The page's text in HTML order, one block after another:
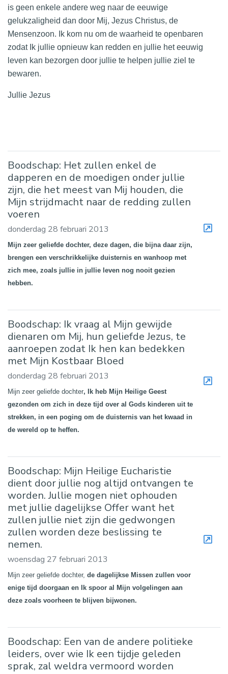
is geen enkele andere weg naar de eeuwige
gelukzaligheid dan door Mij, Jezus Christus, de
Mensenzoon. Ik kom nu om de waarheid te openbaren
zodat Ik jullie opnieuw kan redden en jullie het eeuwig
leven kan bezorgen door jullie te helpen jullie ziel te
bewaren.
Jullie Jezus
Boodschap: Het zullen enkel de
dapperen en de moedigen onder jullie
zijn, die het meest van Mij houden, die
Mijn strijdmacht naar de redding zullen
voeren
donderdag 28 februari 2013
Mijn zeer geliefde dochter, deze dagen, die bijna daar zijn,
brengen een verschrikkelijke duisternis en wanhoop met
zich mee, zoals jullie in jullie leven nog nooit gezien
hebben.
Boodschap: Ik vraag al Mijn gewijde
dienaren om Mij, hun geliefde Jezus, te
aanroepen zodat Ik hen kan bedekken
met Mijn Kostbaar Bloed
donderdag 28 februari 2013
Mijn zeer geliefde dochter, Ik heb Mijn Heilige Geest
gezonden om zich in deze tijd over al Gods kinderen uit te
strekken, in een poging om de duisternis van het kwaad in
de wereld op te heffen.
Boodschap: Mijn Heilige Eucharistie
dient door jullie nog altijd ontvangen te
worden. Jullie mogen niet ophouden
met jullie dagelijkse Offer want het
zullen jullie niet zijn die gedwongen
zullen worden deze beslissing te
nemen.
woensdag 27 februari 2013
Mijn zeer geliefde dochter, de dagelijkse Missen zullen voor
enige tijd doorgaan en Ik spoor al Mijn volgelingen aan
deze zoals voorheen te blijven bijwonen.
Boodschap: Een van de andere politieke
leiders, over wie Ik een tijdje geleden
sprak, zal weldra vermoord worden